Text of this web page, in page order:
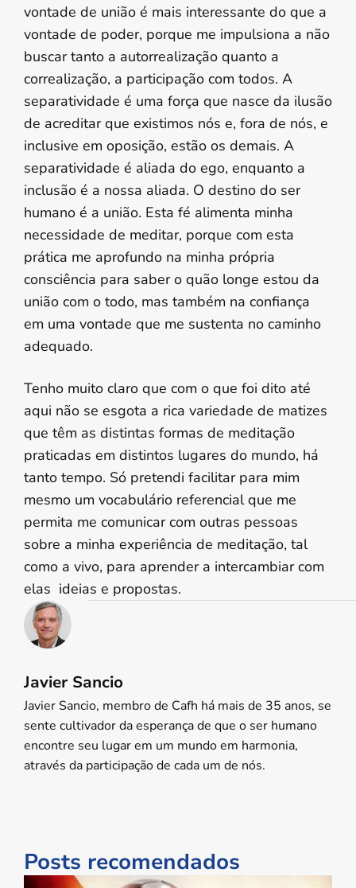
vontade de união é mais interessante do que a
vontade de poder, porque me impulsiona a não
buscar tanto a autorrealização quanto a
correalização, a participação com todos. A
separatividade é uma força que nasce da ilusão
de acreditar que existimos nós e, fora de nós, e
inclusive em oposição, estão os demais. A
separatividade é aliada do ego, enquanto a
inclusão é a nossa aliada. O destino do ser
humano é a união. Esta fé alimenta minha
necessidade de meditar, porque com esta
prática me aprofundo na minha própria
consciência para saber o quão longe estou da
união com o todo, mas também na confiança
em uma vontade que me sustenta no caminho
adequado.
Tenho muito claro que com o que foi dito até
aqui não se esgota a rica variedade de matizes
que têm as distintas formas de meditação
praticadas em distintos lugares do mundo, há
tanto tempo. Só pretendi facilitar para mim
mesmo um vocabulário referencial que me
permita me comunicar com outras pessoas
sobre a minha experiência de meditação, tal
como a vivo, para aprender a intercambiar com
elas ideias e propostas.
Javier Sancio
Javier Sancio, membro de Cafh há mais de 35 anos, se
sente cultivador da esperança de que o ser humano
encontre seu lugar em um mundo em harmonia,
através da participação de cada um de nós.
Posts recomendados